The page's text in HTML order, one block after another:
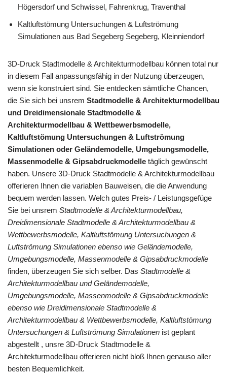
Högersdorf und Schwissel, Fahrenkrug, Traventhal
Kaltluftstömung Untersuchungen & Luftströmung
Simulationen aus Bad Segeberg Segeberg, Kleinniendorf
3D-Druck Stadtmodelle & Architekturmodellbau können total nur
in diesem Fall anpassungsfähig in der Nutzung überzeugen,
wenn sie konstruiert sind. Sie entdecken sämtliche Chancen,
die Sie sich bei unsrem Stadtmodelle & Architekturmodellbau
und Dreidimensionale Stadtmodelle &
Architekturmodellbau & Wettbewerbsmodelle,
Kaltluftstömung Untersuchungen & Luftströmung
Simulationen oder Geländemodelle, Umgebungsmodelle,
Massenmodelle & Gipsabdruckmodelle täglich gewünscht
haben. Unsere 3D-Druck Stadtmodelle & Architekturmodellbau
offerieren Ihnen die variablen Bauweisen, die die Anwendung
bequem werden lassen. Welch gutes Preis- / Leistungsgefüge
Sie bei unsrem Stadtmodelle & Architekturmodellbau,
Dreidimensionale Stadtmodelle & Architekturmodellbau &
Wettbewerbsmodelle, Kaltluftstömung Untersuchungen &
Luftströmung Simulationen ebenso wie Geländemodelle,
Umgebungsmodelle, Massenmodelle & Gipsabdruckmodelle
finden, überzeugen Sie sich selber. Das Stadtmodelle &
Architekturmodellbau und Geländemodelle,
Umgebungsmodelle, Massenmodelle & Gipsabdruckmodelle
ebenso wie Dreidimensionale Stadtmodelle &
Architekturmodellbau & Wettbewerbsmodelle, Kaltluftstömung
Untersuchungen & Luftströmung Simulationen ist geplant
abgestellt , unsre 3D-Druck Stadtmodelle &
Architekturmodellbau offerieren nicht bloß Ihnen genauso aller
besten Bequemlichkeit.